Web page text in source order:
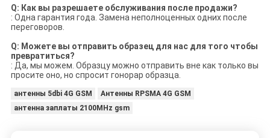
Q: Как вы разрешаете обслуживания после продажи?
: Одна гарантия года. Замена неполноценных одних после
переговоров.
Q: Можете вы отправить образец для нас для того чтобы
превратиться?
: Да, мы можем. Образцу можно отправить вне как только вы
просите оно, но спросит гонорар образца.
антенны 5dbi 4G GSM
Антенны RPSMA 4G GSM
антенна заплаты 2100MHz gsm